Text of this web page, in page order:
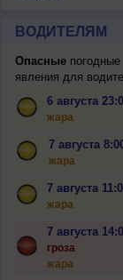
ВОДИТЕЛЯМ
Опасныепогодные
явления для
6 августа
жара
7 августа
жара
7 августа
жара
7 августа
гроза
жара